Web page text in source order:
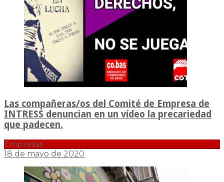
Las compañeras/os del Comité de Empresa de
INTRESS denuncian en un vídeo la precariedad
que padecen.
Empresas
18 de mayo de 2020